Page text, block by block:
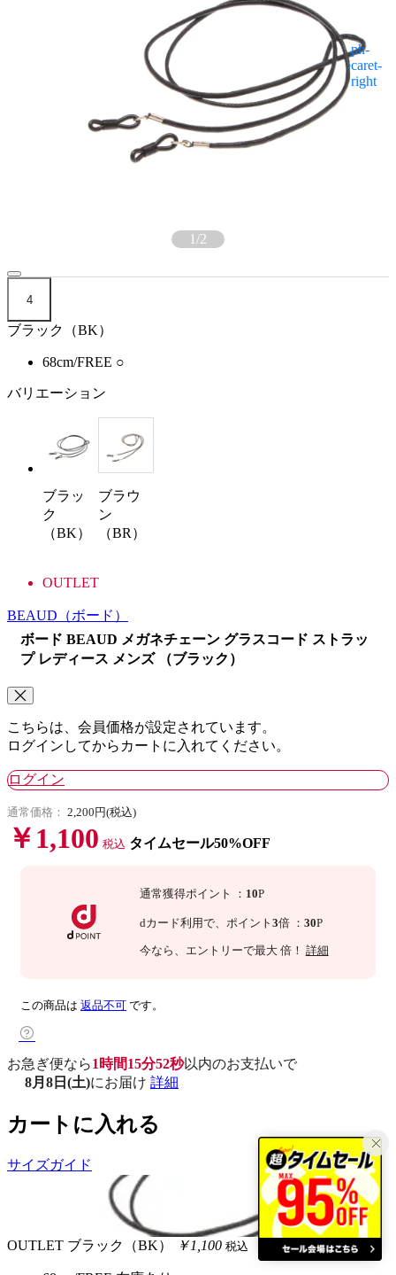
1/2
4
ブラック（BK）
68cm/FREE ○
バリエーション
ブラッ
ク
（BK）
ブラウ
ン
（BR）
OUTLET
BEAUD （ボード）
ボード BEAUD メガネチェーン グラスコード ストラッ
プ レディース メンズ （ブラック）
こちらは、会員価格が設定されています。
ログインしてからカートに入れてください。
ログイン
通常価格： 2,200円(税込)
￥1,100 税込 タイムセール50%OFF
通常獲得ポイント ： 10P
dカード利用で、 ポイント 3倍 ： 30P
今なら 、エントリーで最大 倍！ 詳細
この商品は 返品不可 です。
お急ぎ便なら1時間15分51秒以内のお支払いで
8月8日(土)にお届け 詳細
カートに入れる
サイズガイド
OUTLET ブラック（BK） ￥1,100 税込